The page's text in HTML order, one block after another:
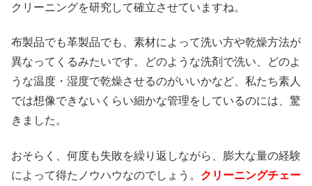
クリーニングを研究して確立させていますね。
布製品でも革製品でも、素材によって洗い方や乾燥方法が
異なってくるみたいです。どのような洗剤で洗い、どのよ
うな温度・湿度で乾燥させるのがいいかなど、私たち素人
では想像できないくらい細かな管理をしているのには、驚
きました。
おそらく、何度も失敗を繰り返しながら、膨大な量の経験
によって得たノウハウなのでしょう。 クリーニングチェー